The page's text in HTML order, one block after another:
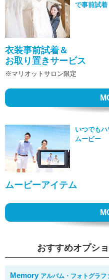
で事前試着
衣装事前試着＆
お取り置きサービス
※マリオットサロン限定
いつでも
ムービー
ムービーアイテム
おすすめオプシ
Memory アルバム・フォトグラ